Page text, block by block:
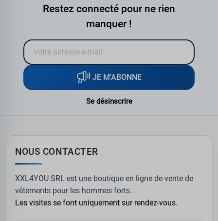
Restez connecté pour ne rien
manquer !
JE M'ABONNE
Se désinscrire
NOUS CONTACTER
XXL4YOU SRL est une boutique en ligne de vente de
vêtements pour les hommes forts.
Les visites se font uniquement sur rendez-vous.